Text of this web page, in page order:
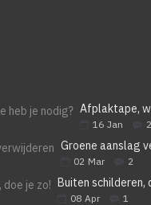
16 Jan 2
Groene aanslag
02 Mar 2
Buiten schilderen,
08 Apr 1